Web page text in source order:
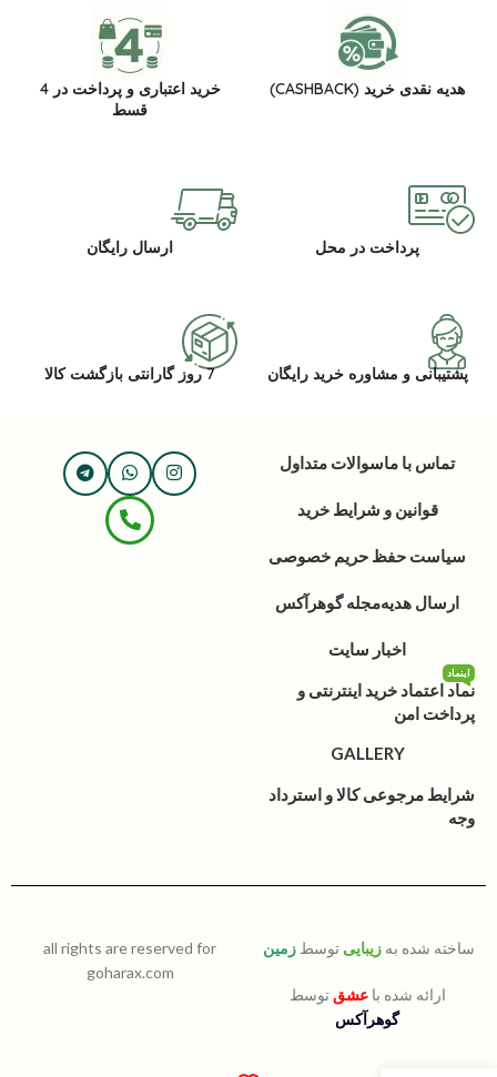
هدیه نقدی خرید (CASHBACK)
خرید اعتباری و پرداخت در 4
قسط
پرداخت در محل ارسال رایگان
پشتیبانی و مشاوره خرید رایگان 7 روز گارانتی بازگشت کالا
تماس با ماسوالات متداول
قوانین و شرایط خرید
سیاست حفظ حریم خصوصی
ارسال هدیهمجله گوهرآکس
اخبار سایت
نماد اعتماد خرید اینترنتی و
پرداخت امن
اینماد
GALLERY
شرایط مرجوعی کالا و استرداد
وجه
ساخته شده به زیبایی توسط زمین
ارائه شده باعشق توسط
گوهرآکس
all rights are reserved for
goharax.com